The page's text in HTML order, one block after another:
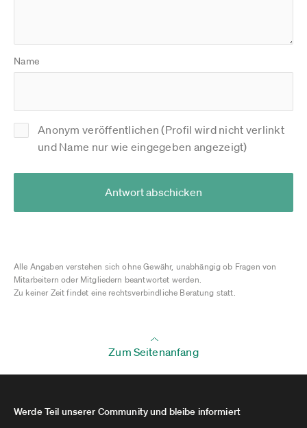
Name
Anonym veröffentlichen (Profil wird nicht verlinkt
und Name nur wie eingegeben angezeigt)
Antwort abschicken
Alle Angaben verstehen sich ohne Gewähr, unabhängig ob Fragen von
Mitarbeitern oder Mitgliedern beantwortet werden.
Zu keiner Zeit findet eine rechtsverbindliche Beratung statt.
Zum Seitenanfang
Werde Teil unserer Community und bleibe informiert